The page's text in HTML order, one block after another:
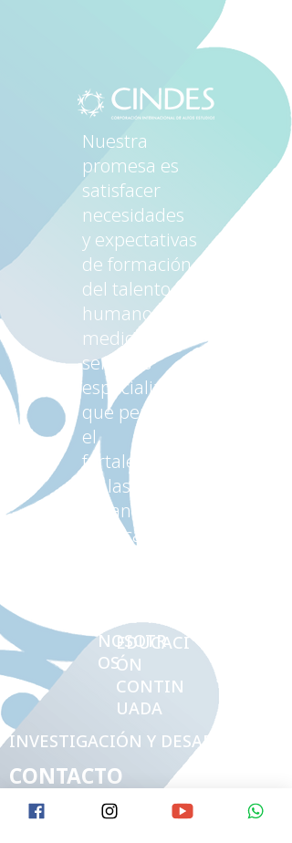
Nuestra
promesa es
satisfacer
necesidades
y expectativas
de formación
del talento
humano por
medio de
servicios
especializados,
que permitan
el
fortalecimiento
de las
organizaciones
públicas y
NOSOTR
OS
EDUCACI
ÓN
CONTIN
UADA
INVESTIGACIÓN Y DESARROLLO
CONTACTO
TEL:
314